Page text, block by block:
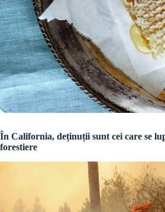
În California, deținuții sunt cei care se
forestiere